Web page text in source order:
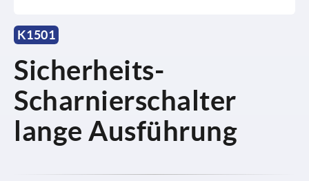
K1501
Sicherheits-
Scharnierschalter
lange Ausführung